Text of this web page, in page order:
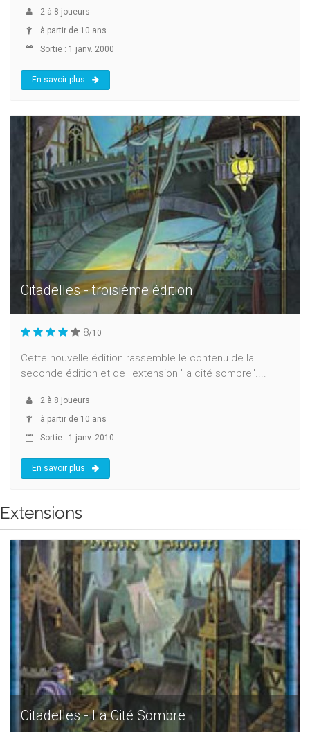
2 à 8 joueurs
à partir de 10 ans
Sortie : 1 janv. 2000
En savoir plus
Citadelles - troisième édition
8/10
Cette nouvelle édition rassemble le contenu de la
seconde édition et de l'extension "la cité sombre"....
2 à 8 joueurs
à partir de 10 ans
Sortie : 1 janv. 2010
En savoir plus
Extensions
Citadelles - La Cité Sombre